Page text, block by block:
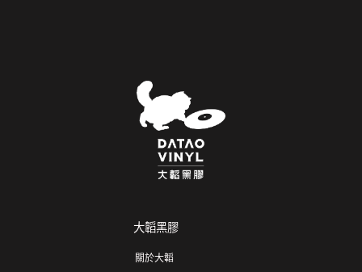
大韜黑膠
關於大韜